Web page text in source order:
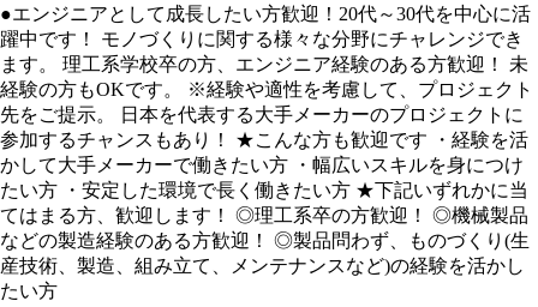
●エンジニアとして成長したい方歓迎！20代～30代を中心に活
躍中です！ モノづくりに関する様々な分野にチャレンジでき
ます。 理工系学校卒の方、エンジニア経験のある方歓迎！ 未
経験の方もOKです。 ※経験や適性を考慮して、プロジェクト
先をご提示。 日本を代表する大手メーカーのプロジェクトに
参加するチャンスもあり！ ★こんな方も歓迎です ・経験を活
かして大手メーカーで働きたい方 ・幅広いスキルを身につけ
たい方 ・安定した環境で長く働きたい方 ★下記いずれかに当
てはまる方、歓迎します！ ◎理工系卒の方歓迎！ ◎機械製品
などの製造経験のある方歓迎！ ◎製品問わず、ものづくり(生
産技術、製造、組み立て、メンテナンスなど)の経験を活かし
たい方